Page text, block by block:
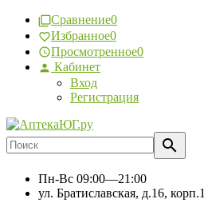
Сравнение0
Избранное0
Просмотренное0
Кабинет
Вход
Регистрация
Пн-Вс 09:00—21:00
ул. Братиславская, д.16, корп.1